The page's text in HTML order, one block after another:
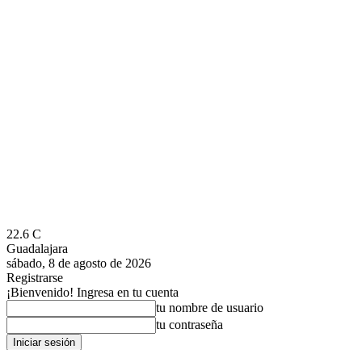
22.6 C
Guadalajara
sábado, 8 de agosto de 2026
Registrarse
¡Bienvenido! Ingresa en tu cuenta
tu nombre de usuario
tu contraseña